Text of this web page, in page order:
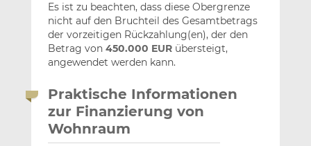
Es ist zu beachten, dass diese Obergrenze
nicht auf den Bruchteil des Gesamtbetrags
der vorzeitigen Rückzahlung(en), der den
Betrag von 450.000 EURübersteigt,
angewendet werden kann.
Praktische Informationen
zur Finanzierung von
Wohnraum